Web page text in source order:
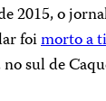
2015, o
foimorto a
sul de